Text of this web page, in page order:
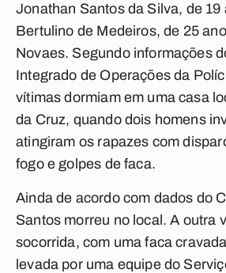
Jonathan Santos da Silva, de 19
Bertulino de Medeiros, de 25
Novaes. Segundo informações
Integrado de Operações da
vítimas dormiam em uma casa
da Cruz, quando dois homens
atingiram os rapazes com
fogo e golpes de faca.
Ainda de acordo com dados do
Santos morreu no local. A outra
socorrida, com uma faca
levada por uma equipe do